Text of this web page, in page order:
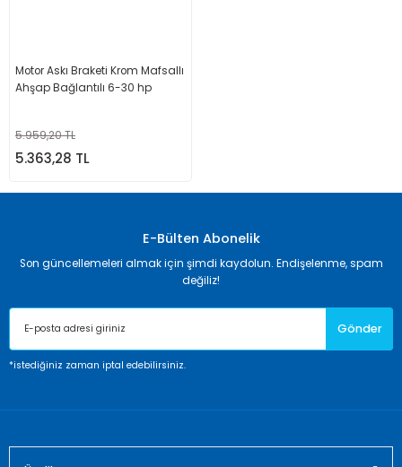
Motor Askı Braketi Krom Mafsallı
Ahşap Bağlantılı 6-30 hp
5.959,20 TL
5.363,28 TL
E-Bülten Abonelik
Son güncellemeleri almak için şimdi kaydolun. Endişelenme, spam
değiliz!
Gönder
*istediğiniz zaman iptal edebilirsiniz.